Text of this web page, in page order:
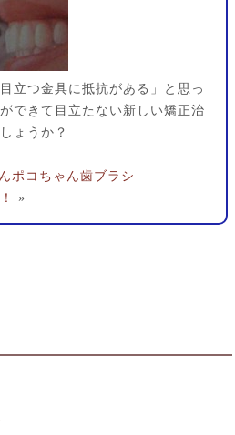
立つ金具に抵抗がある」と思っ
できて目立たない新しい矯正治
ょうか？
ポコちゃん歯ブラシ
»